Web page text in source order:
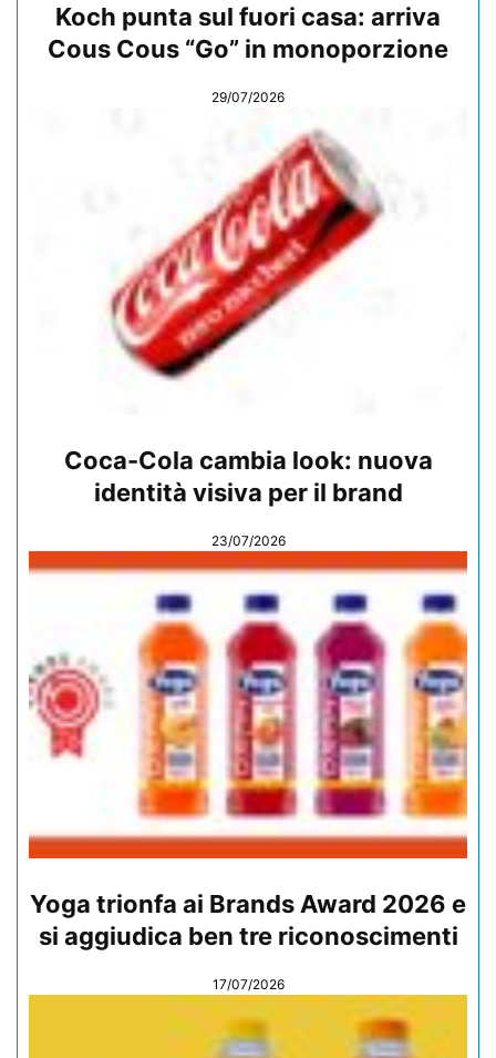
Koch punta sul fuori casa: arriva
Cous Cous “Go” in monoporzione
29/07/2026
Coca-Cola cambia look: nuova
identità visiva per il brand
23/07/2026
Yoga trionfa ai Brands Award 2026 e
si aggiudica ben tre riconoscimenti
17/07/2026